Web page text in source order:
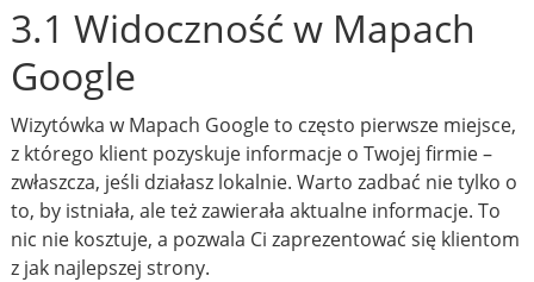
3.1 Widoczność w Mapach
Google
Wizytówka w Mapach Google to często pierwsze miejsce,
z którego klient pozyskuje informacje o Twojej firmie –
zwłaszcza, jeśli działasz lokalnie. Warto zadbać nie tylko o
to, by istniała, ale też zawierała aktualne informacje. To
nic nie kosztuje, a pozwala Ci zaprezentować się klientom
z jak najlepszej strony.